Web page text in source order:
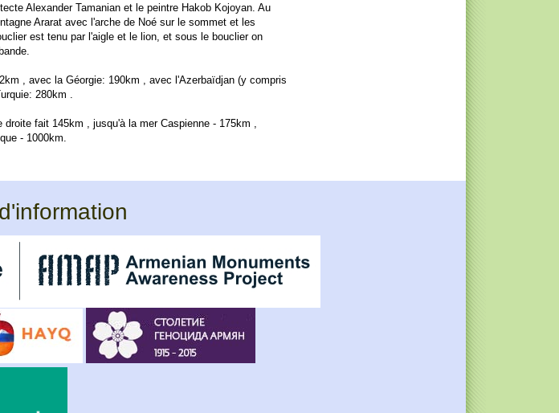
Alexander Tamanian et le peintre Hakob Kojoyan. Au
Ararat avec l'arche de Noé sur le sommet et les
est tenu par l'aigle et le lion, et sous le bouclier on
, avec la Géorgie: 190km , avec l'Azerbaïdjan (y compris
280km .
fait 145km , jusqu'à la mer Caspienne - 175km ,
- 1000km.